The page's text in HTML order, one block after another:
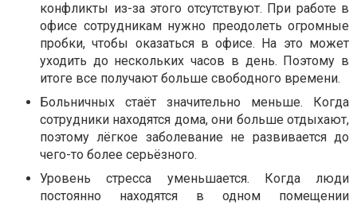
конфликты из-за этого отсутствуют. При работе в
офисе сотрудникам нужно преодолеть огромные
пробки, чтобы оказаться в офисе. На это может
уходить до нескольких часов в день. Поэтому в
итоге все получают больше свободного времени.
Больничных стаёт значительно меньше. Когда
сотрудники находятся дома, они больше отдыхают,
поэтому лёгкое заболевание не развивается до
чего-то более серьёзного.
Уровень стресса уменьшается. Когда люди
постоянно находятся в одном помещении